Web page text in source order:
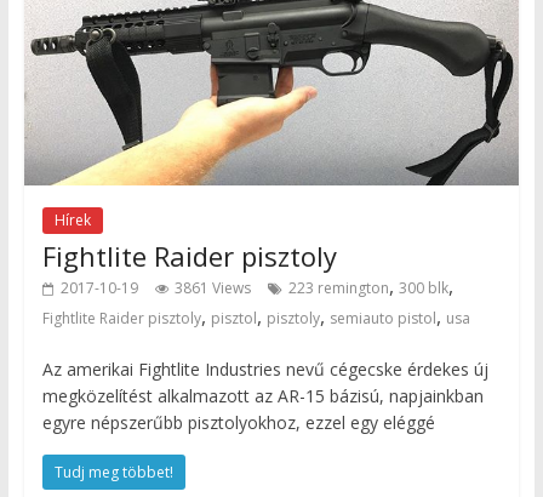
Hírek
Fightlite Raider pisztoly
2017-10-19 3861 Views 223 remington, 300 blk,
Fightlite Raider pisztoly, pisztol, pisztoly, semiauto pistol, usa
Az amerikai Fightlite Industries nevű cégecske érdekes új
megközelítést alkalmazott az AR-15 bázisú, napjainkban
egyre népszerűbb pisztolyokhoz, ezzel egy eléggé
Tudj meg többet!